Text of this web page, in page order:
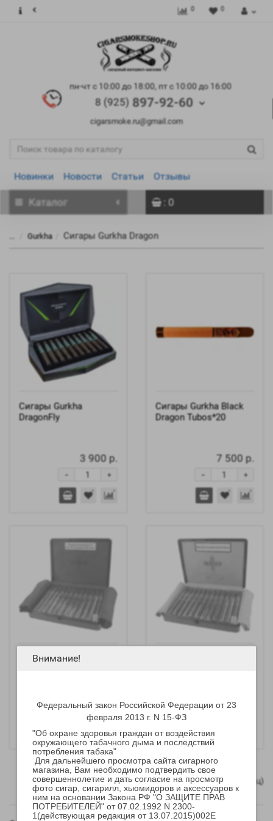
Внимание!
Федеральный закон Российской Федерации от 23
февраля 2013 г. N 15-ФЗ
"Об охране здоровья граждан от воздействия
окружающего табачного дыма и последствий
потребления табака"
Для дальнейшего просмотра сайта сигарного
магазина, Вам необходимо подтвердить свое
совершеннолетие и дать согласие на просмотр
фото сигар, сигарилл, хьюмидоров и аксессуаров к
ним на основании Закона РФ "О ЗАЩИТЕ ПРАВ
ПОТРЕБИТЕЛЕЙ" от 07.02.1992 N 2300-
1(действующая редакция от 13.07.2015)002E
0 0
пн-чт с 10:00 до 18:00, пт с 10:00 до 16:00
8 (925) 897-92-60
cigarsmoke.ru@gmail.com
Новинки Новости Статьи Отзывы
Каталог : 0
Gurkha Сигары Gurkha Dragon
Сигары Gurkha
DragonFly
3 900 р.
+
-
Сигары Gurkha Black
Dragon Tubos*20
7 500 р.
+
-
Сигары Gurkha Lounge
Показано с 1 по 4 из 4 (всего 1 страниц)